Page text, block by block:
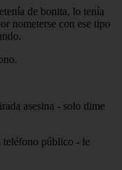
de bonita, lo tenía
nometerse con ese tipo
asesina - solo dime
teléfono público - le